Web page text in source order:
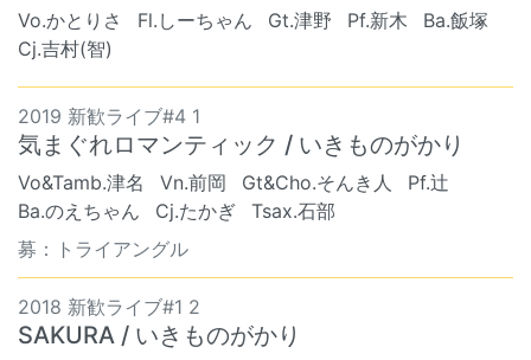
Vo.かとりさ Fl.しーちゃん Gt.津野 Pf.新木
Ba.飯塚
Cj.吉村(智)
2019 新歓ライブ#4 1
気まぐれロマンティック / いきものがかり
Vo&Tamb.津名 Vn.前岡 Gt&Cho.そんき人
Pf.辻
Ba.のえちゃん
Cj.たかぎ
Tsax.石部
募：トライアングル
2018 新歓ライブ#1 2
SAKURA / いきものがかり